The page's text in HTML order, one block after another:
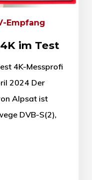
Empfang
im Test
4K-Messprofi
2024 Der
Alpsat ist
DVB-S(2),